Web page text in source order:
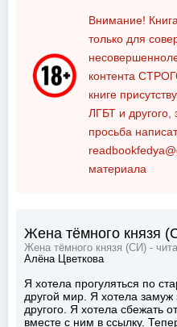
Внимание!
только для
контента
книге
ЛГБТ и другого,
просьба
материала
Жена тёмного князя
Жена тёмного князя (СИ) -
Алёна Цветкова
Я хотела прогуляться по
другой мир. Я хотела замуж
другого. Я хотела сбежать
вместе с ним в ссылку.